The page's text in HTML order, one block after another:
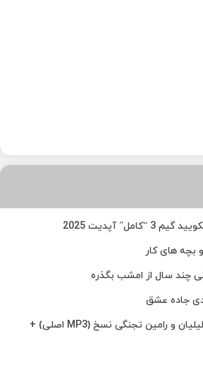
آپدیت 2025
بچه های کار
چند سال از امشب بگذره
جاده عشق
دانلود آهنگ مسعود جلیلیان و رامین تجنگی نسخ (MP3 اصلی) +